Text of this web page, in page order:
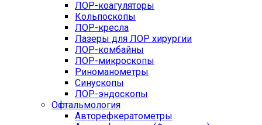
ЛОР-коагуляторы
Кольпоскопы
ЛОР-кресла
Лазеры для ЛОР хирургии
ЛОР-комбайны
ЛОР-микроскопы
Риноманометры
Синускопы
ЛОР-эндоскопы
Офтальмология
Авторефкератометры